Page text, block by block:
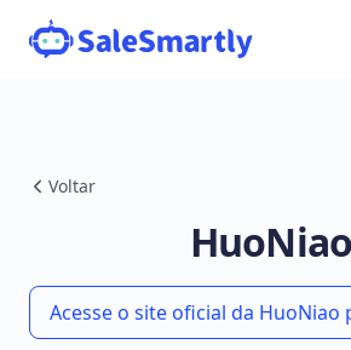
Voltar
HuoNiao
Acesse o site oficial da HuoNiao